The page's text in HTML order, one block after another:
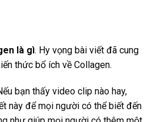
là gì. Hy vọng bài viết đã cung
thức bổ ích về Collagen.
bạn thấy video clip nào hay,
này để mọi người có thể biết đến